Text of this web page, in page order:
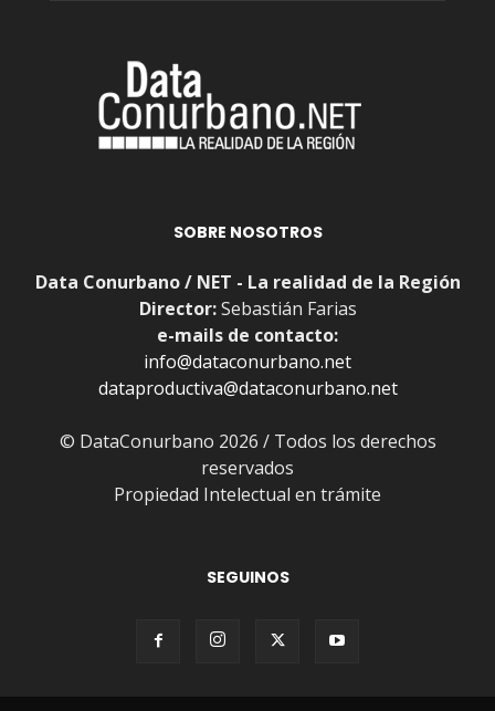
SOBRE NOSOTROS
Data Conurbano / NET - La realidad de la Región
Director:Sebastián Farias
e-mails de contacto:
info@dataconurbano.net
dataproductiva@dataconurbano.net
© DataConurbano 2026 / Todos los derechos
reservados
Propiedad Intelectual en trámite
SEGUINOS